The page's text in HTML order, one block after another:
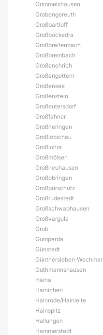
Grimmelshausen
Grobengereuth
Großbartloff
Großbockedra
Großbreitenbach
Großbrembach
Großenehrich
Großengottern
Großensee
Großenstein
Großeutersdorf
Großfahner
Großheringen
Großlöbichau
Großlohra
Großmölsen
Großneuhausen
Großobringen
Großpürschütz
Großrudestedt
Großschwabhausen
Großvargula
Grub
Gumperda
Günstedt
Günthersleben-Wechmar
Guthmannshausen
Haina
Hainichen
Hainrode/Hainleite
Hainspitz
Hallungen
Hammerstedt